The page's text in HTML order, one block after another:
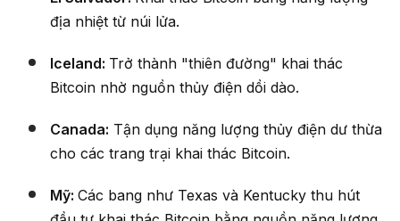
địa nhiệt từ núi lửa.
Iceland: Trở thành "thiên đường" khai thác
Bitcoin nhờ nguồn thủy điện dồi dào.
Canada: Tận dụng năng lượng thủy điện dư thừa
cho các trang trại khai thác Bitcoin.
Mỹ: Các bang như Texas và Kentucky thu hút